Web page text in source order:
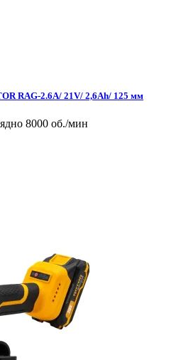
RAG-2.6A/ 21V/ 2,6Ah/ 125 мм
8000 об./мин